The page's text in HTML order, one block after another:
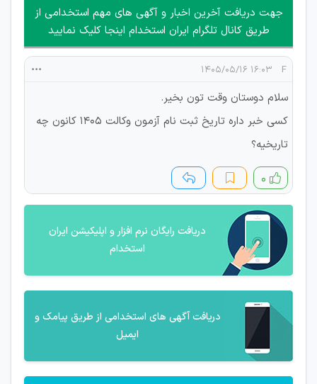
جهت دریافت آخرین اخبار و آگهی های مهم استخدامی از
طریق کانال تلگرام ایران استخدام اینجا کلیک نمایید
F ۱۶:۰۳ ۱۴۰۵/۰۵/۱۶
سلام دوستان وقت تون بخیر.
کسی خبر داره تاریخ ثبت نام آزمون وکالت ۱۴۰۵ کانون چه
تاریخیه؟
۰
دریافت رایگان نرم افزار و اپلیکیشن ایران
استخدام
دریافت آگهی های استخدامی از طریق پیامک و
ایمیل